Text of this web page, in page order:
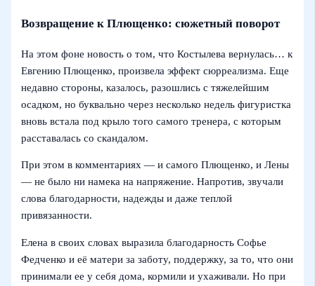
Возвращение к Плющенко: сюжетный поворот
На этом фоне новость о том, что Костылева вернулась… к
Евгению Плющенко, произвела эффект сюрреализма. Еще
недавно стороны, казалось, разошлись с тяжелейшим
осадком, но буквально через несколько недель фигуристка
вновь встала под крыло того самого тренера, с которым
расставалась со скандалом.
При этом в комментариях — и самого Плющенко, и Лены
— не было ни намека на напряжение. Напротив, звучали
слова благодарности, надежды и даже теплой
привязанности.
Елена в своих словах выразила благодарность Софье
Федченко и её матери за заботу, поддержку, за то, что они
принимали ее у себя дома, кормили и ухаживали. Но при